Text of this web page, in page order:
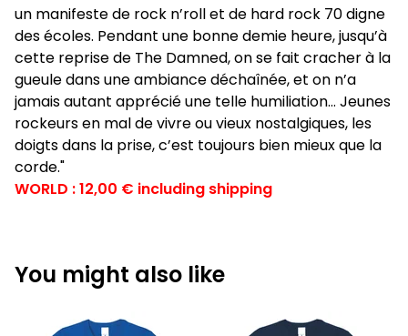
un manifeste de rock n’roll et de hard rock 70 digne
des écoles. Pendant une bonne demie heure, jusqu’à
cette reprise de The Damned, on se fait cracher à la
gueule dans une ambiance déchaînée, et on n’a
jamais autant apprécié une telle humiliation… Jeunes
rockeurs en mal de vivre ou vieux nostalgiques, les
doigts dans la prise, c’est toujours bien mieux que la
corde."
WORLD : 12,00 € including shipping
You might also like